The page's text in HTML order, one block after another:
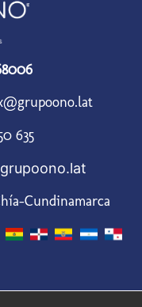
635
Cundinamarca